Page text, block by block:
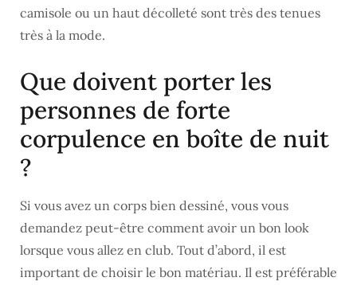
camisole ou un haut décolleté sont très des tenues
très à la mode.
Que doivent porter les
personnes de forte
corpulence en boîte de nuit
?
Si vous avez un corps bien dessiné, vous vous
demandez peut-être comment avoir un bon look
lorsque vous allez en club. Tout d’abord, il est
important de choisir le bon matériau. Il est préférable